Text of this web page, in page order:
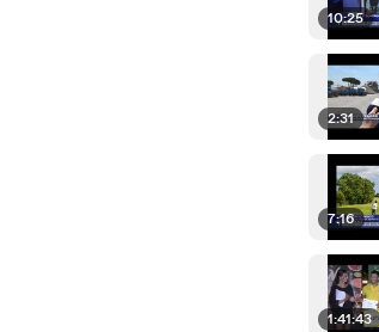
10:25
2:31
7:16
1:41:43